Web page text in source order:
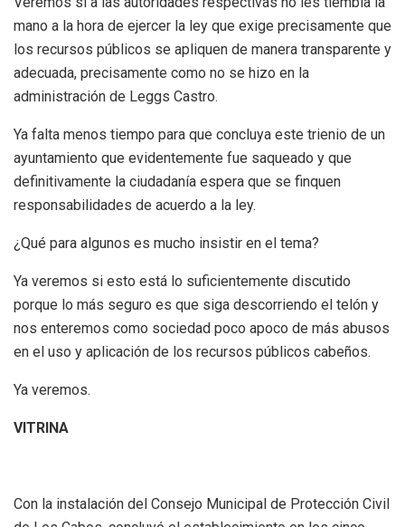
mano a la hora de ejercer la ley que exige precisamente que
los recursos públicos se apliquen de manera transparente y
adecuada, precisamente como no se hizo en la
administración de Leggs Castro.
Ya falta menos tiempo para que concluya este trienio de un
ayuntamiento que evidentemente fue saqueado y que
definitivamente la ciudadanía espera que se finquen
responsabilidades de acuerdo a la ley.
¿Qué para algunos es mucho insistir en el tema?
Ya veremos si esto está lo suficientemente discutido
porque lo más seguro es que siga descorriendo el telón y
nos enteremos como sociedad poco apoco de más abusos
en el uso y aplicación de los recursos públicos cabeños.
Ya veremos.
VITRINA
Con la instalación del Consejo Municipal de Protección Civil